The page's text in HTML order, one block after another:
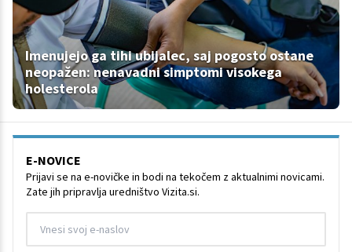
Imenujejo ga tihi ubijalec, saj pogosto ostane
neopažen: nenavadni simptomi visokega
holesterola
E-NOVICE
Prijavi se na e-novičke in bodi na tekočem z aktualnimi novicami.
Zate jih pripravlja uredništvo Vizita.si.